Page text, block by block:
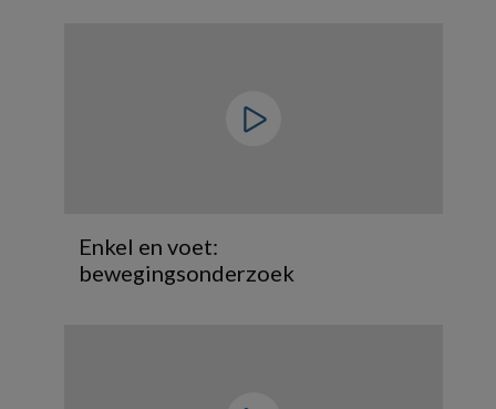
Enkel en voet:
bewegingsonderzoek